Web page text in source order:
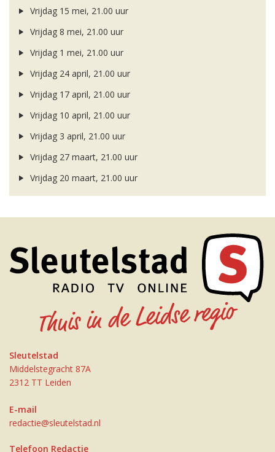
Vrijdag 15 mei, 21.00 uur
Vrijdag 8 mei, 21.00 uur
Vrijdag 1 mei, 21.00 uur
Vrijdag 24 april, 21.00 uur
Vrijdag 17 april, 21.00 uur
Vrijdag 10 april, 21.00 uur
Vrijdag 3 april, 21.00 uur
Vrijdag 27 maart, 21.00 uur
Vrijdag 20 maart, 21.00 uur
Sleutelstad
Middelstegracht 87A
2312 TT Leiden
E-mail
redactie@sleutelstad.nl
Telefoon Redactie